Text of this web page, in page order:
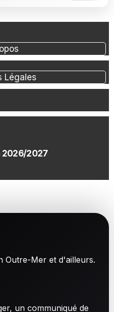
Légales
2026/2027
Outre-Mer et d'ailleurs.
un communiqué de